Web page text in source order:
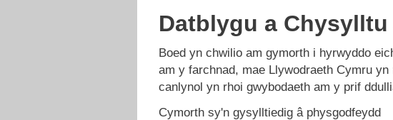
Datblygu a
Boed yn chwilio am gymorth i hyrwyddo
am y farchnad, mae Llywodraeth Cymru
canlynol yn rhoi gwybodaeth am y prif
Cymorth sy'n gysylltiedig â physgodfeydd